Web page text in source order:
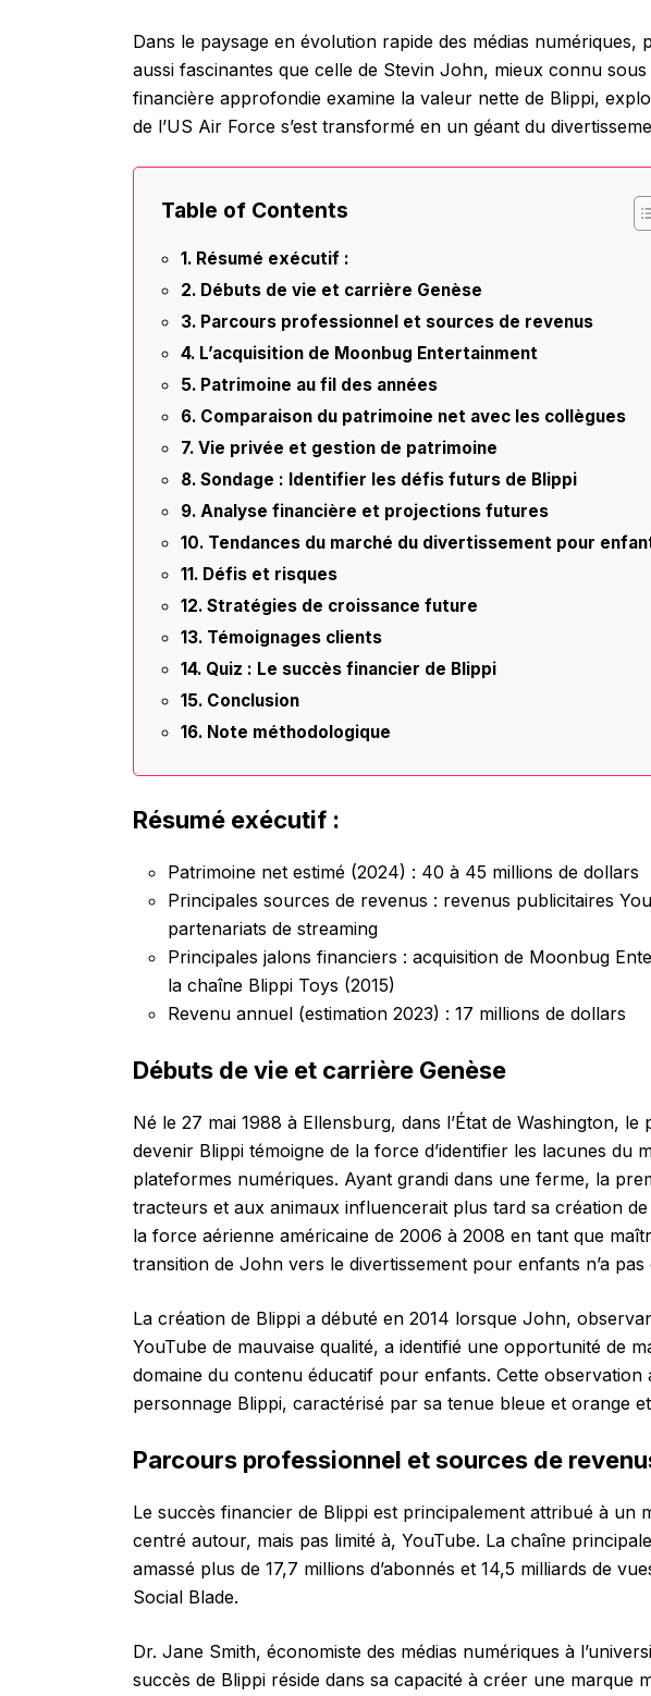
Dans le paysage en évolution rapide des médias numériques,
aussi fascinantes que celle de Stevin John, mieux connu
financière approfondie examine la valeur nette de Blippi,
de l’US Air Force s’est transformé en un géant du
Table of Contents
Résumé exécutif :
Débuts de vie et carrière Genèse
Parcours professionnel et sources de revenus
L’acquisition de Moonbug Entertainment
Patrimoine au fil des années
Comparaison du patrimoine net avec les collègues
Vie privée et gestion de patrimoine
Sondage : Identifier les défis futurs de Blippi
Analyse financière et projections futures
Tendances du marché du divertissement pour
Défis et risques
Stratégies de croissance future
Témoignages clients
Quiz : Le succès financier de Blippi
Conclusion
Note méthodologique
Résumé exécutif :
Patrimoine net estimé (2024) : 40 à 45 millions de dollars
Principales sources de revenus : revenus publicitaires
partenariats de streaming
Principales jalons financiers : acquisition de Moonbug
la chaîne Blippi Toys (2015)
Revenu annuel (estimation 2023) : 17 millions de dollars
Débuts de vie et carrière Genèse
Né le 27 mai 1988 à Ellensburg, dans l’État de Washington,
devenir Blippi témoigne de la force d’identifier les lacunes du
plateformes numériques. Ayant grandi dans une ferme, la
tracteurs et aux animaux influencerait plus tard sa création
la force aérienne américaine de 2006 à 2008 en tant que
transition de John vers le divertissement pour enfants n’a pas
La création de Blippi a débuté en 2014 lorsque John,
YouTube de mauvaise qualité, a identifié une opportunité de
domaine du contenu éducatif pour enfants. Cette observation
personnage Blippi, caractérisé par sa tenue bleue et orange
Parcours professionnel et sources de
Le succès financier de Blippi est principalement attribué à un
centré autour, mais pas limité à, YouTube. La chaîne
amassé plus de 17,7 millions d’abonnés et 14,5 milliards de
Social Blade.
Dr. Jane Smith, économiste des médias numériques à
succès de Blippi réside dans sa capacité à créer une marque